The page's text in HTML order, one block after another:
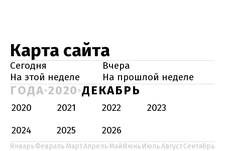
Карта сайта
Сегодня
Вчера
На этой неделе
На прошлой неделе
ГОДА 2020 ДЕКАБРЬ
2020 2021 2022
2023
2024
2025 2026
ЯнварьФевраль МартАпрель Май Июнь ИюльАвгустСентябрь